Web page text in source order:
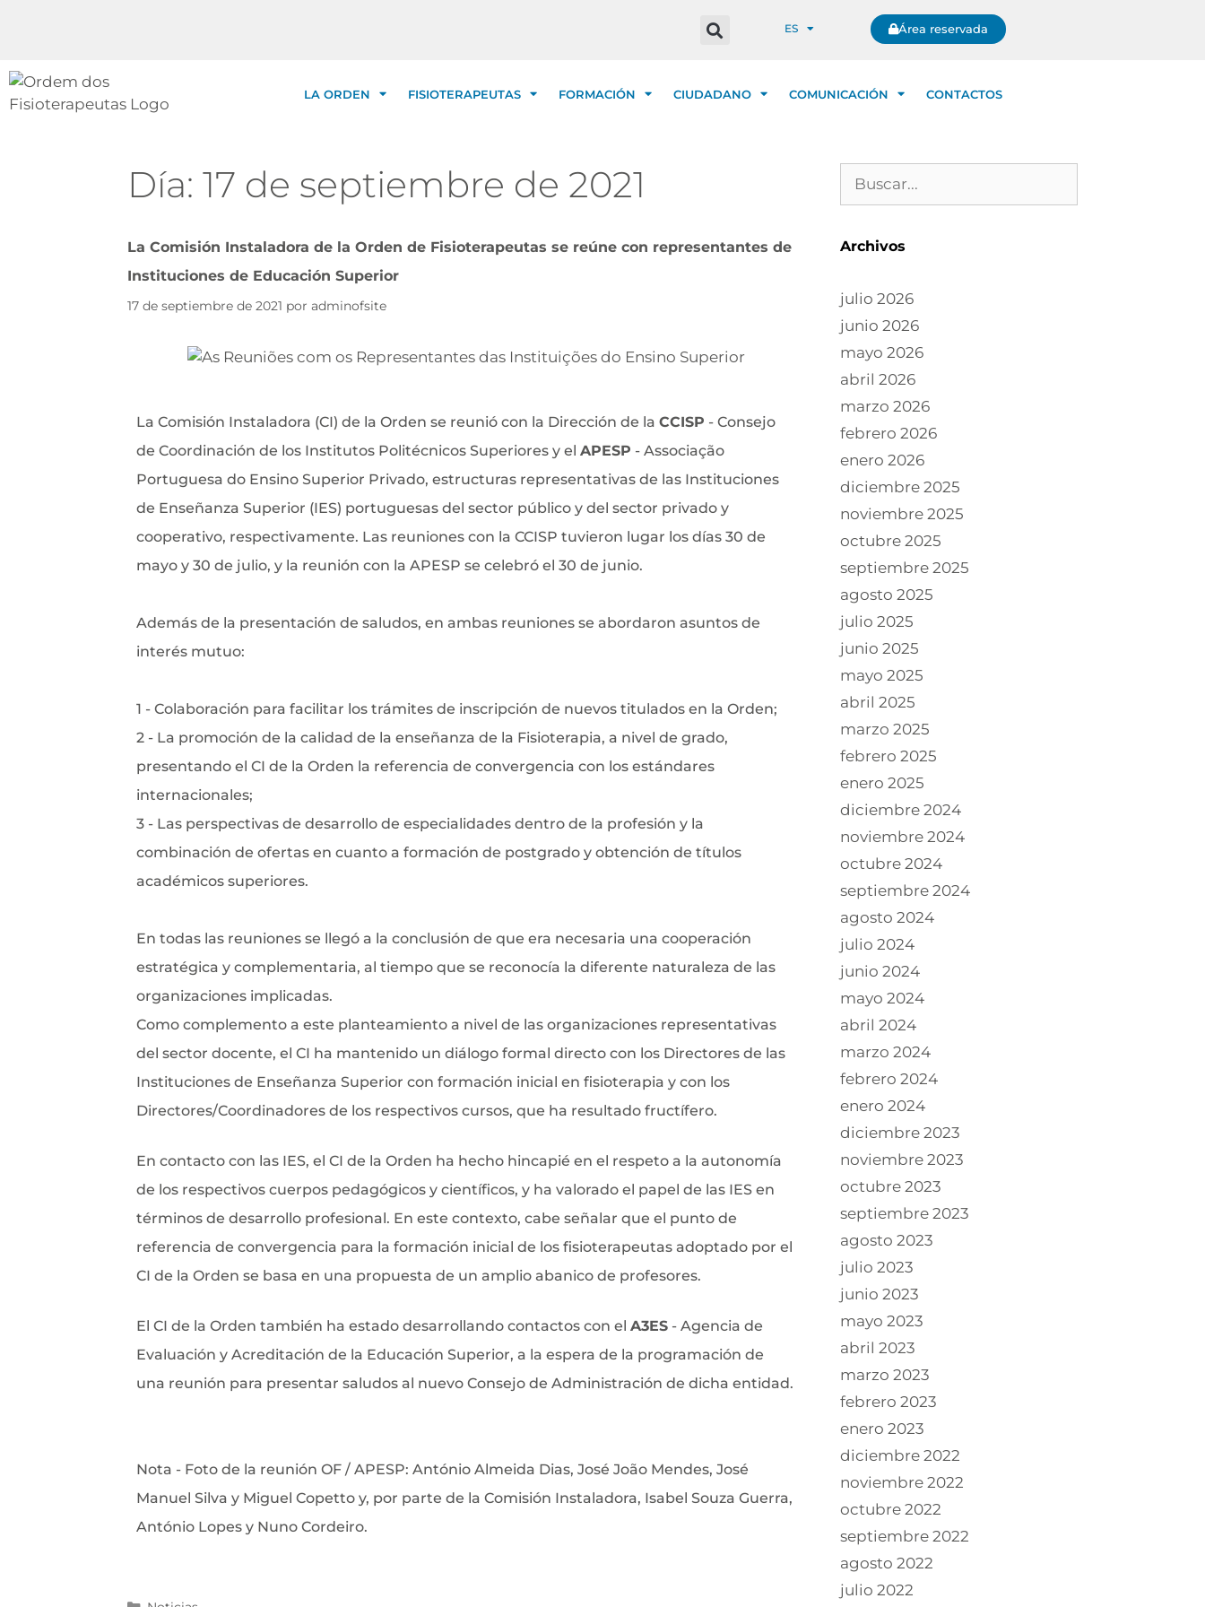
ES Área reservada
LA ORDEN FISIOTERAPEUTAS FORMACIÓN CIUDADANO COMUNICACIÓN CONTACTOS
Día: 17 de septiembre de 2021
La Comisión Instaladora de la Orden de Fisioterapeutas se reúne con representantes de
Instituciones de Educación Superior
17 de septiembre de 2021 por adminofsite
La Comisión Instaladora (CI) de la Orden se reunió con la Dirección de la CCISP - Consejo
de Coordinación de los Institutos Politécnicos Superiores y el APESP - Associação
Portuguesa do Ensino Superior Privado, estructuras representativas de las Instituciones
de Enseñanza Superior (IES) portuguesas del sector público y del sector privado y
cooperativo, respectivamente. Las reuniones con la CCISP tuvieron lugar los días 30 de
mayo y 30 de julio, y la reunión con la APESP se celebró el 30 de junio.
Además de la presentación de saludos, en ambas reuniones se abordaron asuntos de
interés mutuo:
1 - Colaboración para facilitar los trámites de inscripción de nuevos titulados en la Orden;
2 - La promoción de la calidad de la enseñanza de la Fisioterapia, a nivel de grado,
presentando el CI de la Orden la referencia de convergencia con los estándares
internacionales;
3 - Las perspectivas de desarrollo de especialidades dentro de la profesión y la
combinación de ofertas en cuanto a formación de postgrado y obtención de títulos
académicos superiores.
En todas las reuniones se llegó a la conclusión de que era necesaria una cooperación
estratégica y complementaria, al tiempo que se reconocía la diferente naturaleza de las
organizaciones implicadas.
Como complemento a este planteamiento a nivel de las organizaciones representativas
del sector docente, el CI ha mantenido un diálogo formal directo con los Directores de las
Instituciones de Enseñanza Superior con formación inicial en fisioterapia y con los
Directores/Coordinadores de los respectivos cursos, que ha resultado fructífero.
En contacto con las IES, el CI de la Orden ha hecho hincapié en el respeto a la autonomía
de los respectivos cuerpos pedagógicos y científicos, y ha valorado el papel de las IES en
términos de desarrollo profesional. En este contexto, cabe señalar que el punto de
referencia de convergencia para la formación inicial de los fisioterapeutas adoptado por el
CI de la Orden se basa en una propuesta de un amplio abanico de profesores.
El CI de la Orden también ha estado desarrollando contactos con el A3ES - Agencia de
Evaluación y Acreditación de la Educación Superior, a la espera de la programación de
una reunión para presentar saludos al nuevo Consejo de Administración de dicha entidad.
Nota - Foto de la reunión OF / APESP: António Almeida Dias, José João Mendes, José
Manuel Silva y Miguel Copetto y, por parte de la Comisión Instaladora, Isabel Souza Guerra,
António Lopes y Nuno Cordeiro.
Archivos
julio 2026
junio 2026
mayo 2026
abril 2026
marzo 2026
febrero 2026
enero 2026
diciembre 2025
noviembre 2025
octubre 2025
septiembre 2025
agosto 2025
julio 2025
junio 2025
mayo 2025
abril 2025
marzo 2025
febrero 2025
enero 2025
diciembre 2024
noviembre 2024
octubre 2024
septiembre 2024
agosto 2024
julio 2024
junio 2024
mayo 2024
abril 2024
marzo 2024
febrero 2024
enero 2024
diciembre 2023
noviembre 2023
octubre 2023
septiembre 2023
agosto 2023
julio 2023
junio 2023
mayo 2023
abril 2023
marzo 2023
febrero 2023
enero 2023
diciembre 2022
noviembre 2022
octubre 2022
septiembre 2022
agosto 2022
julio 2022